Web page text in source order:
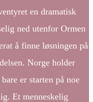
en dramatisk
ned utenfor Ormen
å finne løsningen på
Norge holder
er starten på noe
Et menneskelig